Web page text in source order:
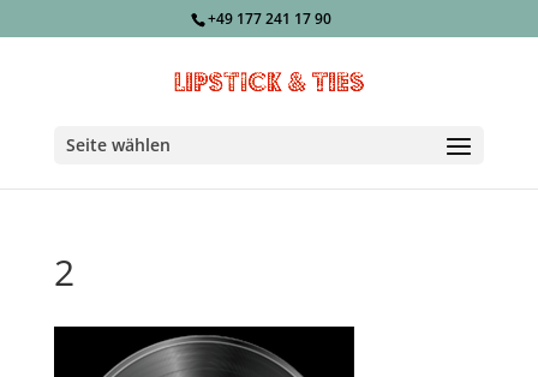
+49 177 241 17 90
Seite wählen
2